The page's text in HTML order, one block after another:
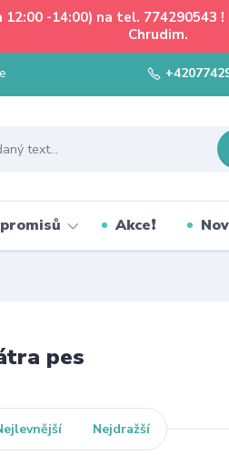
-14:00) na tel. 774290543
Chrudim.
Akce❗
pes
Nejdražší